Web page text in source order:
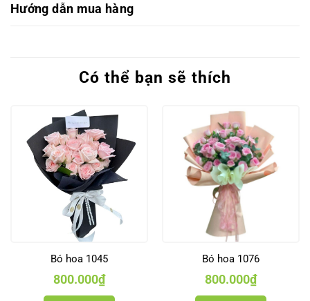
Hướng dẫn mua hàng
Có thể bạn sẽ thích
Bó hoa 1045
800.000₫
Bó hoa 1076
800.000₫